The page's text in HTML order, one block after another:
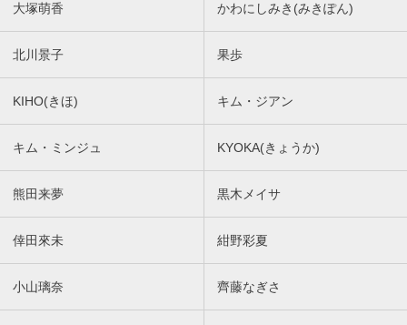
大塚萌香 かわにしみき(みきぽん)
北川景子 果歩
KIHO(きほ) キム・ジアン
キム・ミンジュ KYOKA(きょうか)
熊田来夢 黒木メイサ
倖田來未 紺野彩夏
小山璃奈 齊藤なぎさ